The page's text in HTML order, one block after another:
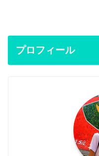
プロフィール